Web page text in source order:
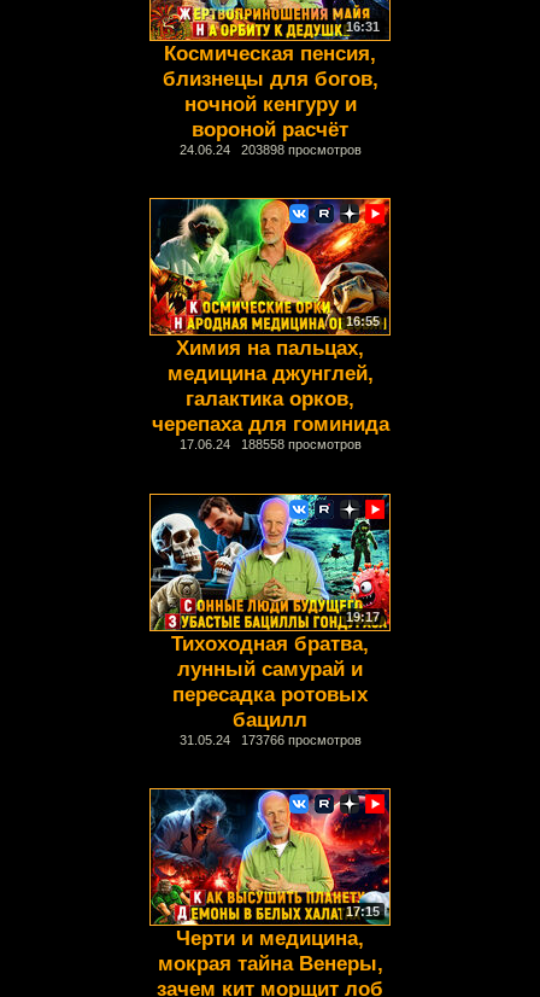
16:31
Космическая пенсия,
близнецы для богов,
ночной кенгуру и
вороной расчёт
24.06.24 203898 просмотров
16:55
Химия на пальцах,
медицина джунглей,
галактика орков,
черепаха для гоминида
17.06.24 188558 просмотров
19:17
Тихоходная братва,
лунный самурай и
пересадка ротовых
бацилл
31.05.24 173766 просмотров
17:15
Черти и медицина,
мокрая тайна Венеры,
зачем кит морщит лоб